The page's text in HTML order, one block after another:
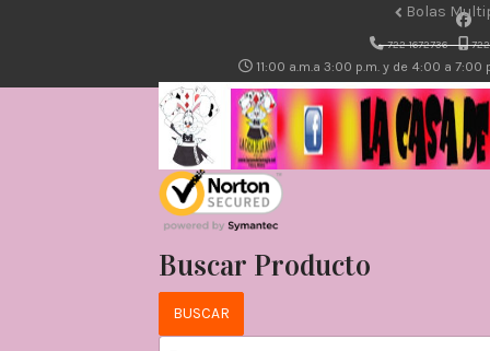
722-1672736
11:00 a.m.a 3:00 p.m. y de 4:00 a 7:00
Buscar Producto
Bolas